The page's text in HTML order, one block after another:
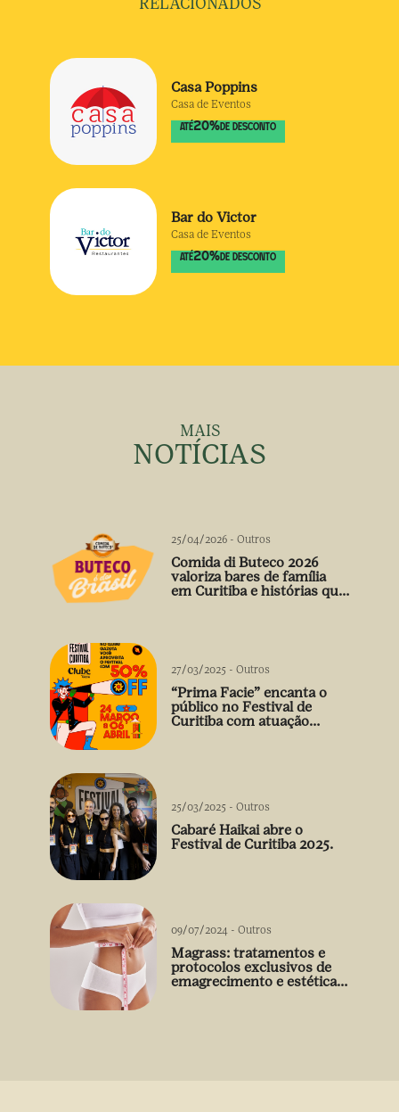
RELACIONADOS
Casa Poppins
Casa de Eventos
ATÉ20% DE DESCONTO
Bar do Victor
Casa de Eventos
ATÉ20% DE DESCONTO
MAIS
NOTÍCIAS
25/04/2026 - Outros
Comida di Buteco 2026
valoriza bares de família
em Curitiba e histórias que
27/03/2025 - Outros
“Prima Facie” encanta o
público no Festival de
Curitiba com atuação
25/03/2025 - Outros
Cabaré Haikai abre o
Festival de Curitiba 2025.
09/07/2024 - Outros
Magrass: tratamentos e
protocolos exclusivos de
emagrecimento e estética